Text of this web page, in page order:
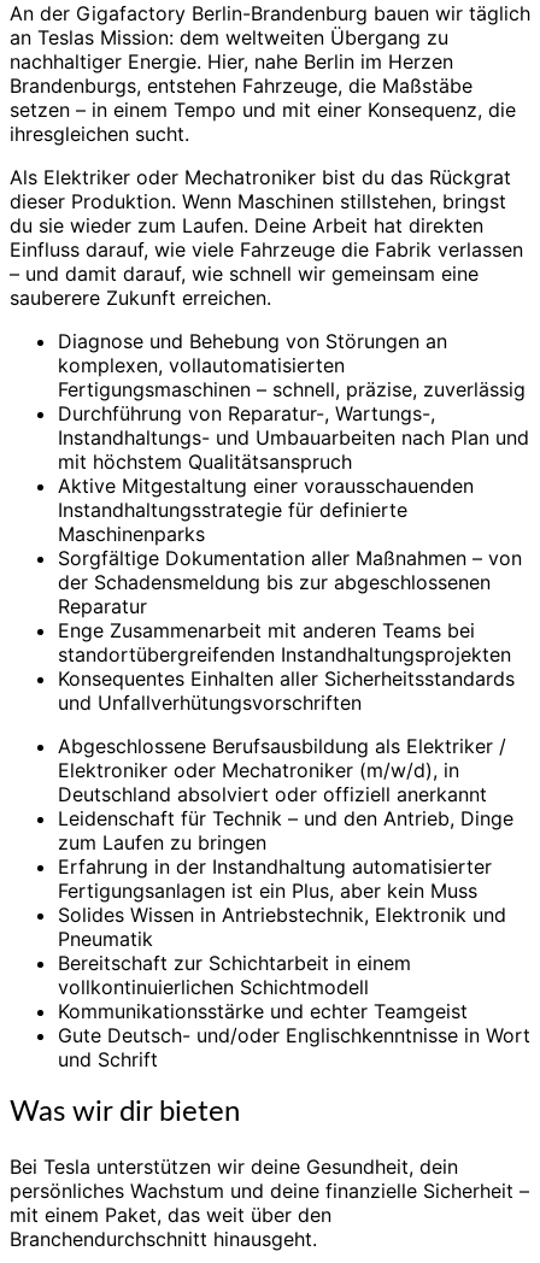
An der Gigafactory Berlin-Brandenburg bauen wir täglich
an Teslas Mission: dem weltweiten Übergang zu
nachhaltiger Energie. Hier, nahe Berlin im Herzen
Brandenburgs, entstehen Fahrzeuge, die Maßstäbe
setzen – in einem Tempo und mit einer Konsequenz, die
ihresgleichen sucht.
Als Elektriker oder Mechatroniker bist du das Rückgrat
dieser Produktion. Wenn Maschinen stillstehen, bringst
du sie wieder zum Laufen. Deine Arbeit hat direkten
Einfluss darauf, wie viele Fahrzeuge die Fabrik verlassen
– und damit darauf, wie schnell wir gemeinsam eine
sauberere Zukunft erreichen.
Diagnose und Behebung von Störungen an
komplexen, vollautomatisierten
Fertigungsmaschinen – schnell, präzise, zuverlässig
Durchführung von Reparatur-, Wartungs-,
Instandhaltungs- und Umbauarbeiten nach Plan und
mit höchstem Qualitätsanspruch
Aktive Mitgestaltung einer vorausschauenden
Instandhaltungsstrategie für definierte
Maschinenparks
Sorgfältige Dokumentation aller Maßnahmen – von
der Schadensmeldung bis zur abgeschlossenen
Reparatur
Enge Zusammenarbeit mit anderen Teams bei
standortübergreifenden Instandhaltungsprojekten
Konsequentes Einhalten aller Sicherheitsstandards
und Unfallverhütungsvorschriften
Abgeschlossene Berufsausbildung als Elektriker /
Elektroniker oder Mechatroniker (m/w/d), in
Deutschland absolviert oder offiziell anerkannt
Leidenschaft für Technik – und den Antrieb, Dinge
zum Laufen zu bringen
Erfahrung in der Instandhaltung automatisierter
Fertigungsanlagen ist ein Plus, aber kein Muss
Solides Wissen in Antriebstechnik, Elektronik und
Pneumatik
Bereitschaft zur Schichtarbeit in einem
vollkontinuierlichen Schichtmodell
Kommunikationsstärke und echter Teamgeist
Gute Deutsch- und/oder Englischkenntnisse in Wort
und Schrift
Was wir dir bieten
Bei Tesla unterstützen wir deine Gesundheit, dein
persönliches Wachstum und deine finanzielle Sicherheit –
mit einem Paket, das weit über den
Branchendurchschnitt hinausgeht.